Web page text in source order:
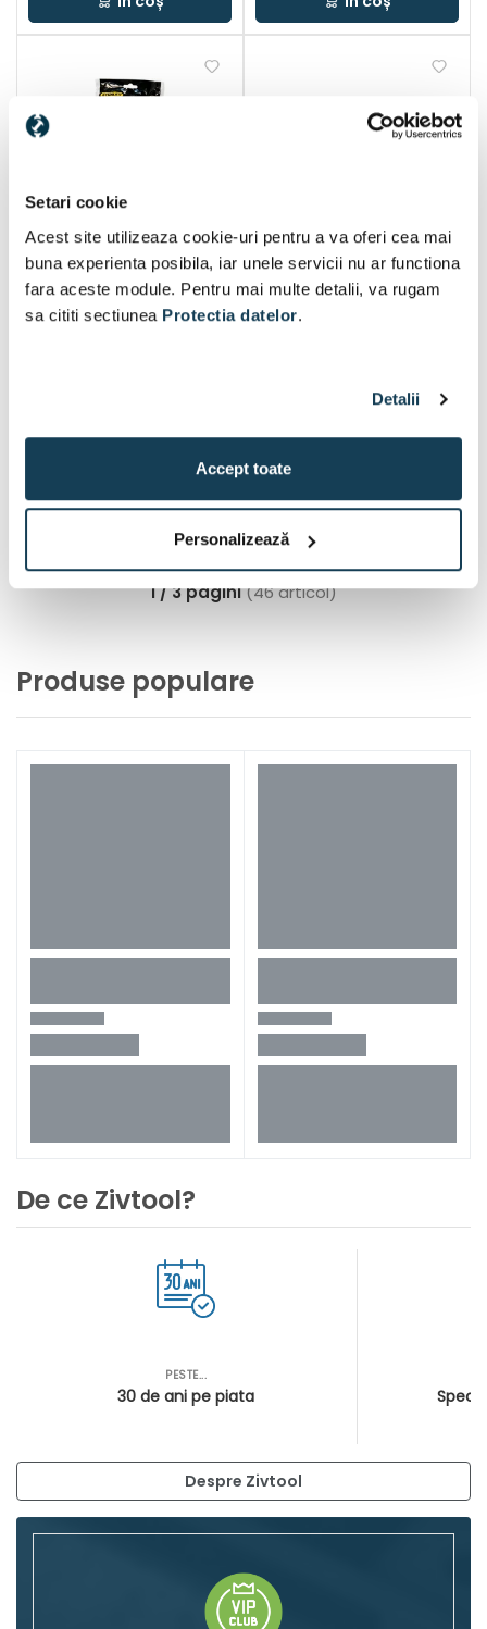
Setari cookie
Acest site utilizeaza cookie-uri pentru a va oferi cea mai
buna experienta posibila, iar unele servicii nu ar functiona
fara aceste module. Pentru mai multe detalii, va rugam
sa cititi sectiunea Protectia datelor.
Detalii
Accept toate
Personalizează
Stanley baghete de lipit 12
49 Lei
Yato baghete de lipit 7,2 x
La comandă
5 Lei
1 2 3
1 / 3 pagini(46 articol)
Produse populare
De ce Zivtool?
PESTE...
30 de ani pe piata
Despre Zivtool